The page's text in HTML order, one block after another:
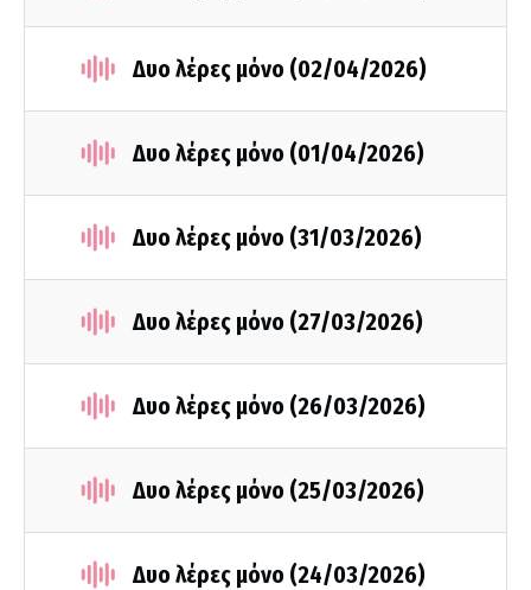
Δυο λέρες μόνο (02/04/2026)
Δυο λέρες μόνο (01/04/2026)
Δυο λέρες μόνο (31/03/2026)
Δυο λέρες μόνο (27/03/2026)
Δυο λέρες μόνο (26/03/2026)
Δυο λέρες μόνο (25/03/2026)
Δυο λέρες μόνο (24/03/2026)